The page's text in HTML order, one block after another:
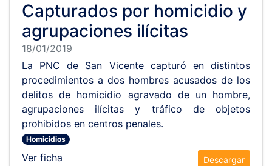
Capturados por homicidio y
agrupaciones ilícitas
18/01/2019
La PNC de San Vicente capturó en distintos
procedimientos a dos hombres acusados de los
delitos de homicidio agravado de un hombre,
agrupaciones ilícitas y tráfico de objetos
prohibidos en centros penales.
Homicidios
Ver ficha Descargar